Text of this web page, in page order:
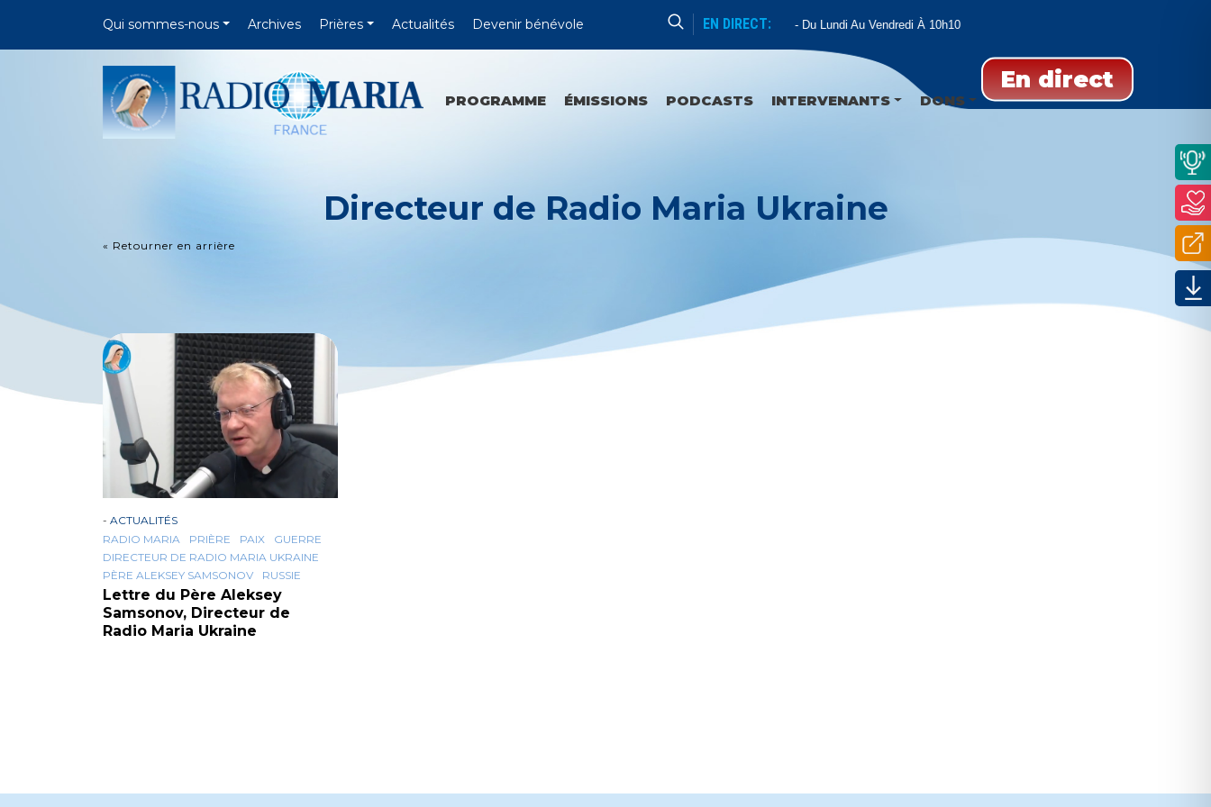
Qui sommes-nous Archives Prières Actualités Devenir bénévole EN DIRECT:
Catéchèse Du Père Mathieu Du Lundi Au Vendredi À 10h10
En direct
PROGRAMME ÉMISSIONS PODCASTS INTERVENANTS DONS
Directeur de Radio Maria Ukraine
« Retourner en arrière
- ACTUALITÉS
RADIO MARIA
PRIÈRE PAIX
GUERRE
DIRECTEUR DE RADIO MARIA UKRAINE
PÈRE ALEKSEY SAMSONOV
RUSSIE
Lettre du Père Aleksey
Samsonov, Directeur de
Radio Maria Ukraine